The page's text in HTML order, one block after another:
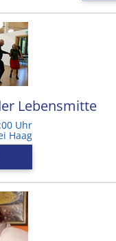
Lebensmitte
Uhr
Haag